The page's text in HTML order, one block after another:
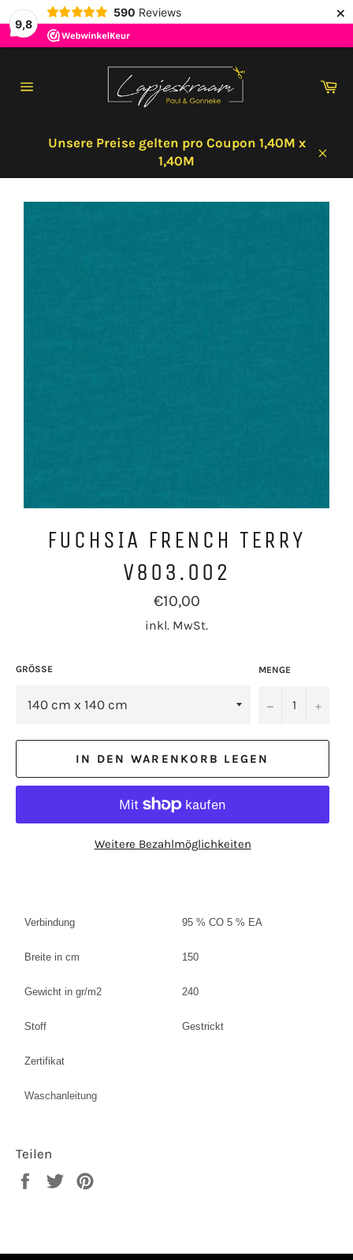
9,8
590 Reviews ×
Inhalt
Seitennavigation
Unsere Preise gelten pro Coupon 1,40M x
1,40M
FUCHSIA FRENCH TERRY
V803.002
Normaler
Preis
€10,00
inkl. MwSt.
GRÖSSE MENGE
− +
IN DEN WARENKORB LEGEN
Weitere Bezahlmöglichkeiten
Verbindung 95 % CO 5 % EA
Breite in cm 150
Gewicht in gr/m2 240
Stoff Gestrickt
Zertifikat
Waschanleitung
Teilen
Auf
Auf